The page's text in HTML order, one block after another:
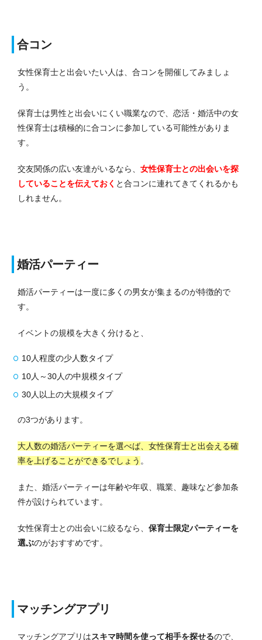
合コン
女性保育士と出会いたい人は、合コンを開催してみましょ
う。
保育士は男性と出会いにくい職業なので、恋活・婚活中の女
性保育士は積極的に合コンに参加している可能性がありま
す。
交友関係の広い友達がいるなら、 女性保育士との出会いを探
していることを伝えておく と合コンに連れてきてくれるかも
しれません。
婚活パーティー
婚活パーティーは一度に多くの男女が集まるのが特徴的で
す。
イベントの規模を大きく分けると、
10人程度の少人数タイプ
10人～30人の中規模タイプ
30人以上の大規模タイプ
の3つがあります。
大人数の婚活パーティーを選べば、女性保育士と出会える確
率を上げることができるでしょう 。
また、婚活パーティーは年齢や年収、職業、趣味など参加条
件が設けられています。
女性保育士との出会いに絞るなら、 保育士限定パーティーを
選ぶのがおすすめです。
マッチングアプリ
マッチングアプリはスキマ時間を使って相手を探せるので、